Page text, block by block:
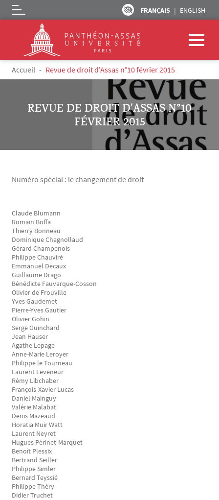
Aller au contenu principal
FRANÇAIS ENGLISH
Logo
Fil d'Ariane
Accueil Revue de droit d'Assas n°10 février 2015
REVUE DE DROIT D'ASSAS N°10
FÉVRIER 2015
Numéro spécial : le changement de droit
Texte
Claude Blumann
Romain Boffa
Thierry Bonneau
Dominique Chagnollaud
Gérard Champenois
Philippe Chauviré
Emmanuel Decaux
Guillaume Drago
Bénédicte Fauvarque-Cosson
Olivier de Frouville
Yves Gaudemet
Pierre-Yves Gautier
Olivier Gohin
Serge Guinchard
Jean Hauser
Agathe Lepage
Anne-Marie Leroyer
Philippe le Tourneau
Laurent Leveneur
Rémy Libchaber
François-Xavier Lucas
Daniel Mainguy
Valérie Malabat
Denis Mazeaud
Horatia Muir Watt
Laurent Neyret
Hugues Périnet-Marquet
Benoît Plessix
Bertrand Seiller
Philippe Simler
Bernard Teyssié
Philippe Théry
Didier Truchet